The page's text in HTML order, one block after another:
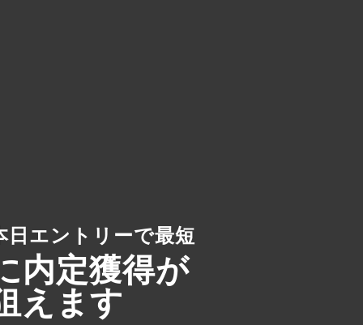
日エントリーで最短
内定獲得が
えます